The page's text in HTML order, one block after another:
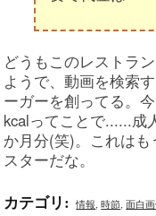
どうもこのレストラ
ようで、動画を検索
ーガーを創ってる。
kcalってことで......成
か月分(笑)。これは
スターだな。
カテゴリ: 情報, 時節, 面白